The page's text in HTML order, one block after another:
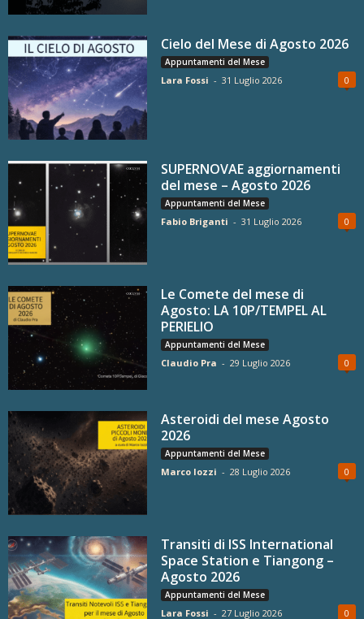
Cielo del Mese di Agosto 2026
Appuntamenti del Mese
Lara Fossi - 31 Luglio 2026 0
SUPERNOVAE aggiornamenti
del mese – Agosto 2026
Appuntamenti del Mese
Fabio Briganti - 31 Luglio 2026 0
Le Comete del mese di
Agosto: LA 10P/TEMPEL AL
PERIELIO
Appuntamenti del Mese
Claudio Pra - 29 Luglio 2026 0
Asteroidi del mese Agosto
2026
Appuntamenti del Mese
Marco Iozzi - 28 Luglio 2026 0
Transiti di ISS International
Space Station e Tiangong –
Agosto 2026
Appuntamenti del Mese
Lara Fossi - 27 Luglio 2026 0